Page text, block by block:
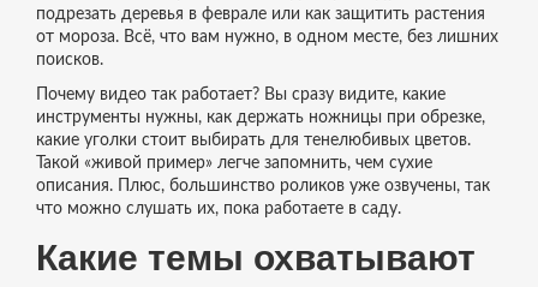
подрезать деревья в феврале или как защитить растения
от мороза. Всё, что вам нужно, в одном месте, без лишних
поисков.
Почему видео так работает? Вы сразу видите, какие
инструменты нужны, как держать ножницы при обрезке,
какие уголки стоит выбирать для тенелюбивых цветов.
Такой «живой пример» легче запомнить, чем сухие
описания. Плюс, большинство роликов уже озвучены, так
что можно слушать их, пока работаете в саду.
Какие темы охватывают